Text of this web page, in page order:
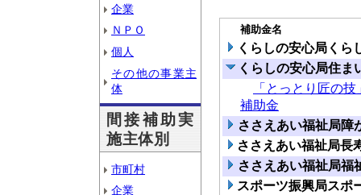
企業
ＮＰＯ
個人
その他の事業主
体
間接補助実
施主体別
市町村
企業
補助金名
くらしの安心局くら
くらしの安心局住ま
「とっとり匠の
補助金
ささえあい福祉局障
ささえあい福祉局長
ささえあい福祉局福
スポーツ振興局スポ